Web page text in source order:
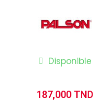
Disponible
187,000 TND